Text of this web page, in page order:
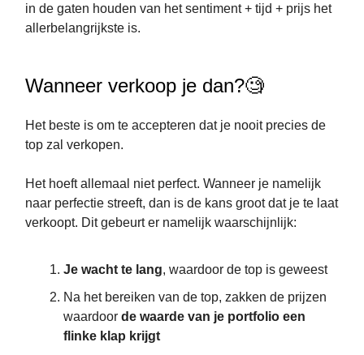
in de gaten houden van het sentiment + tijd + prijs het
allerbelangrijkste is.
Wanneer verkoop je dan?🧐
Het beste is om te accepteren dat je nooit precies de
top zal verkopen.
Het hoeft allemaal niet perfect. Wanneer je namelijk
naar perfectie streeft, dan is de kans groot dat je te laat
verkoopt. Dit gebeurt er namelijk waarschijnlijk:
Je wacht te lang, waardoor de top is geweest
Na het bereiken van de top, zakken de prijzen
waardoor de waarde van je portfolio een
flinke klap krijgt